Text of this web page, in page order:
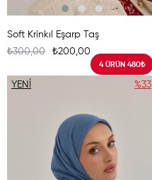
Soft Krinkıl Eşarp Taş
₺200,00
₺300,00
4 ÜRÜN 480₺
%33
YENI